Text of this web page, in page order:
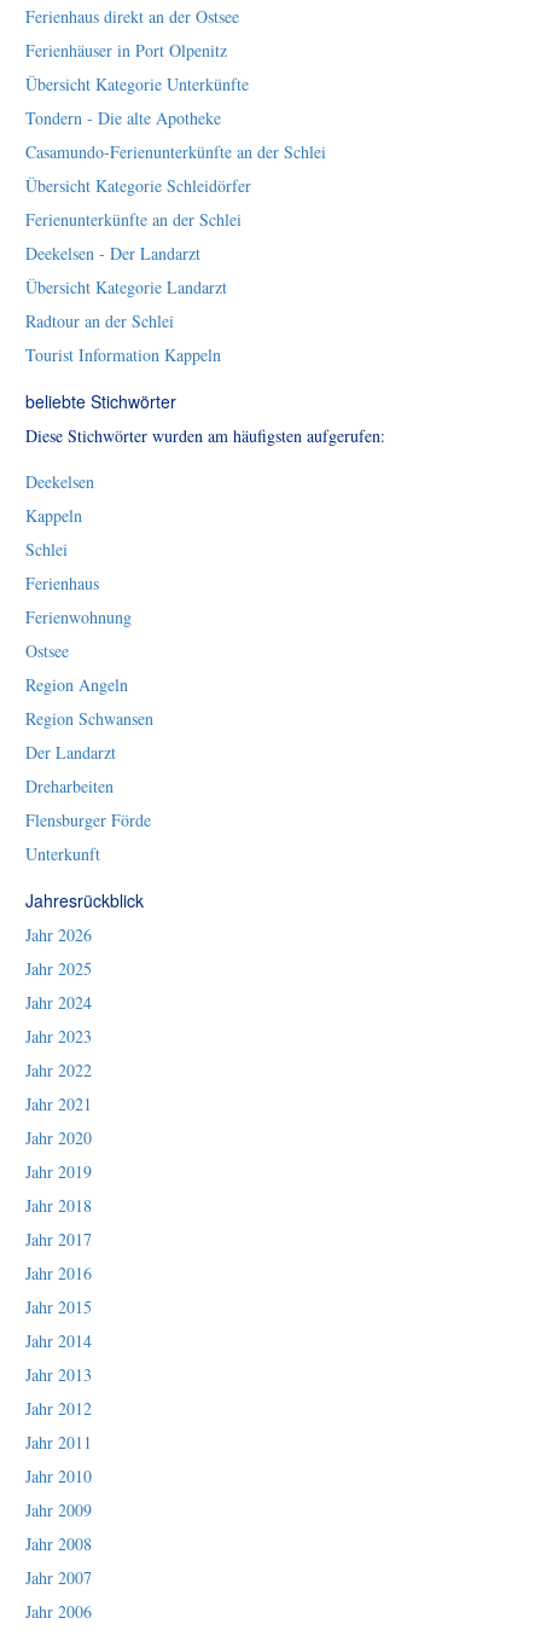
Ferienhaus direkt an der Ostsee
Ferienhäuser in Port Olpenitz
Übersicht Kategorie Unterkünfte
Tondern - Die alte Apotheke
Casamundo-Ferienunterkünfte an der Schlei
Übersicht Kategorie Schleidörfer
Ferienunterkünfte an der Schlei
Deekelsen - Der Landarzt
Übersicht Kategorie Landarzt
Radtour an der Schlei
Tourist Information Kappeln
beliebte Stichwörter
Diese Stichwörter wurden am häufigsten aufgerufen:
Deekelsen
Kappeln
Schlei
Ferienhaus
Ferienwohnung
Ostsee
Region Angeln
Region Schwansen
Der Landarzt
Dreharbeiten
Flensburger Förde
Unterkunft
Jahresrückblick
Jahr 2026
Jahr 2025
Jahr 2024
Jahr 2023
Jahr 2022
Jahr 2021
Jahr 2020
Jahr 2019
Jahr 2018
Jahr 2017
Jahr 2016
Jahr 2015
Jahr 2014
Jahr 2013
Jahr 2012
Jahr 2011
Jahr 2010
Jahr 2009
Jahr 2008
Jahr 2007
Jahr 2006